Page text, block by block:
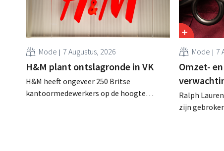
Mode 7 Augustus, 2026
H&M plant ontslagronde in VK
H&M heeft ongeveer 250 Britse
kantoormedewerkers op de hoogte
Mode 7
Omzet-
Ralph
zijn